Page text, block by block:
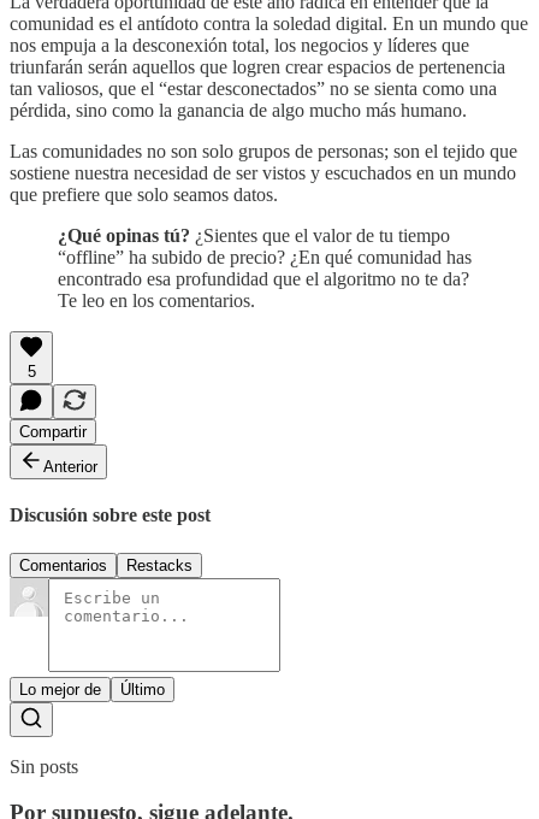
comunidad es el antídoto contra la soledad digital. En un mundo que
nos empuja a la desconexión total, los negocios y líderes que
triunfarán serán aquellos que logren crear espacios de pertenencia
tan valiosos, que el “estar desconectados” no se sienta como una
pérdida, sino como la ganancia de algo mucho más humano.
Las comunidades no son solo grupos de personas; son el tejido que
sostiene nuestra necesidad de ser vistos y escuchados en un mundo
que prefiere que solo seamos datos.
¿Qué opinas tú? ¿Sientes que el valor de tu tiempo
“offline” ha subido de precio? ¿En qué comunidad has
encontrado esa profundidad que el algoritmo no te da?
Te leo en los comentarios.
5
Compartir
Anterior
Discusión sobre este post
Comentarios Restacks
Lo mejor de Último
Sin posts
Por supuesto, sigue adelante.